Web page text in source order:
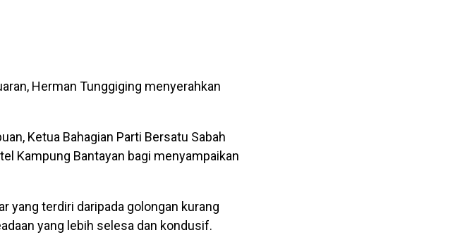
Herman Tunggiging menyerahkan
Ketua Bahagian Parti Bersatu Sabah
Kampung Bantayan bagi menyampaikan
yang terdiri daripada golongan kurang
yang lebih selesa dan kondusif.